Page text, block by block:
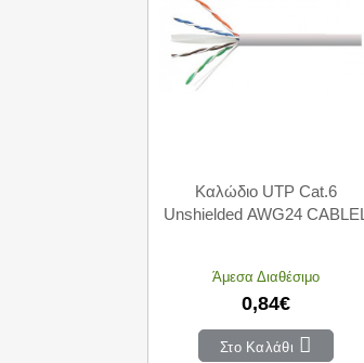
Καλώδιο UTP Cat.6
Unshielded AWG24 CABLEL
Άμεσα Διαθέσιμο
0,84€
Στο Καλάθι